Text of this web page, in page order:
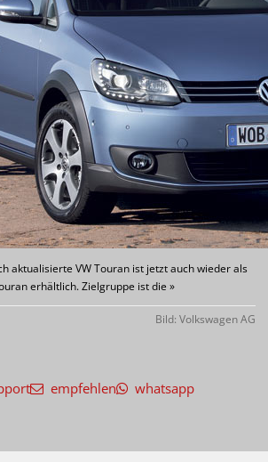
aktualisierte VW Touran ist jetzt auch wieder als
erhältlich. Zielgruppe ist die »
Bild: Volkswagen AG
empfehlen whatsapp